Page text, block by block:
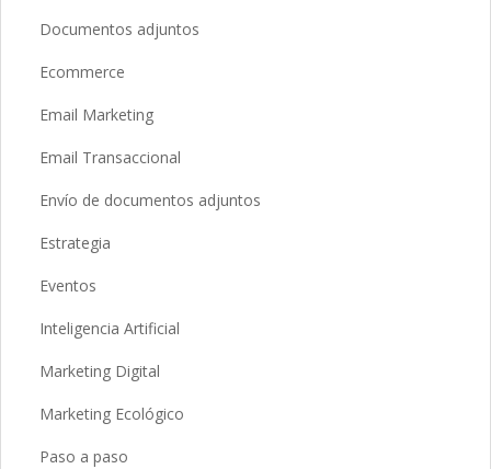
Documentos adjuntos
Ecommerce
Email Marketing
Email Transaccional
Envío de documentos adjuntos
Estrategia
Eventos
Inteligencia Artificial
Marketing Digital
Marketing Ecológico
Paso a paso